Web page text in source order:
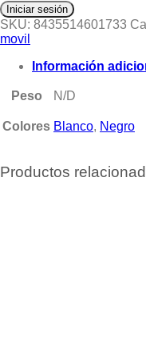
Iniciar sesión
SKU: 8435514601733
movil
Información
Peso N/D
Colores Blanco, Negro
Productos